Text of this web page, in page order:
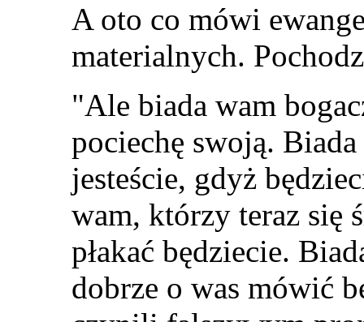
A oto co mówi
materialnych.
"Ale biada wam
pociechę swoją.
jesteście, gdyż
wam, którzy teraz się
płakać będziecie.
dobrze o was mówić